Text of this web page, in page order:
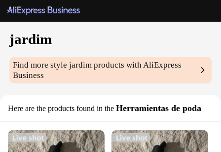
jardim
Find more stylejardim products with AliExpress
Business
Here are the products found in the Herramientas de poda